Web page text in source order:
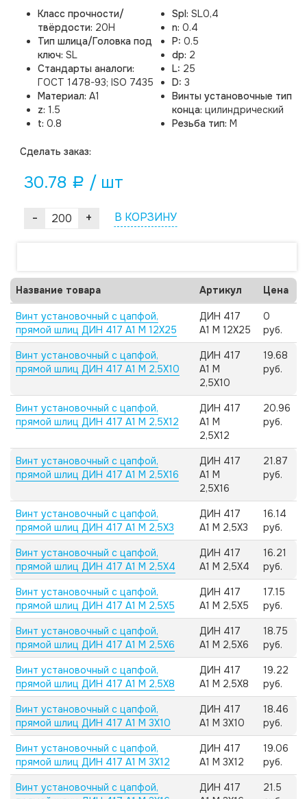
Класс прочности/
твёрдости: 20H
Тип шлица/Головка под
ключ: SL
Стандарты аналоги:
ГОСТ 1478-93; ISO 7435
Материал: A1
z: 1.5
t: 0.8
Spl: SL0,4
n: 0.4
P: 0.5
dp: 2
L: 25
D: 3
Винты установочные тип
конца: цилиндрический
Резьба тип: M
Cделать заказ:
30.78 a / шт
- + В КОРЗИНУ
Название товара Артикул Цена
Винт установочный с цапфой,
прямой шлиц ДИН 417 А1 M 12X25
ДИН 417
А1 M 12X25
0
руб.
Винт установочный с цапфой,
прямой шлиц ДИН 417 А1 M 2,5X10
ДИН 417
А1 M
2,5X10
19.68
руб.
Винт установочный с цапфой,
прямой шлиц ДИН 417 А1 M 2,5X12
ДИН 417
А1 M
2,5X12
20.96
руб.
Винт установочный с цапфой,
прямой шлиц ДИН 417 А1 M 2,5X16
ДИН 417
А1 M
2,5X16
21.87
руб.
Винт установочный с цапфой,
прямой шлиц ДИН 417 А1 M 2,5X3
ДИН 417
А1 M 2,5X3
16.14
руб.
Винт установочный с цапфой,
прямой шлиц ДИН 417 А1 M 2,5X4
ДИН 417
А1 M 2,5X4
16.21
руб.
Винт установочный с цапфой,
прямой шлиц ДИН 417 А1 M 2,5X5
ДИН 417
А1 M 2,5X5
17.15
руб.
Винт установочный с цапфой,
прямой шлиц ДИН 417 А1 M 2,5X6
ДИН 417
А1 M 2,5X6
18.75
руб.
Винт установочный с цапфой,
прямой шлиц ДИН 417 А1 M 2,5X8
ДИН 417
А1 M 2,5X8
19.22
руб.
Винт установочный с цапфой,
прямой шлиц ДИН 417 А1 M 3X10
ДИН 417
А1 M 3X10
18.46
руб.
Винт установочный с цапфой,
прямой шлиц ДИН 417 А1 M 3X12
ДИН 417
А1 M 3X12
19.06
руб.
Винт установочный с цапфой,
ДИН 417
21.5